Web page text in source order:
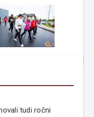
tudi ročni